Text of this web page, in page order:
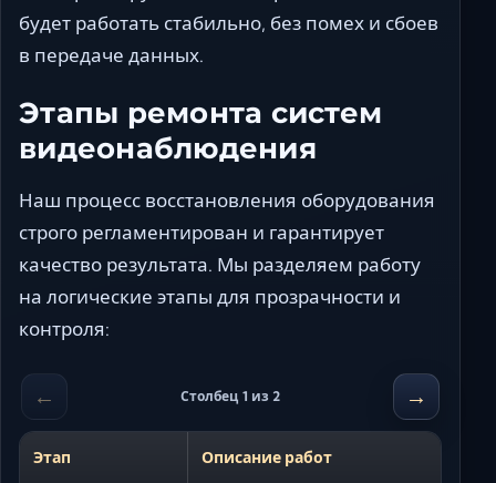
будет работать стабильно, без помех и сбоев
в передаче данных.
Этапы ремонта систем
видеонаблюдения
Наш процесс восстановления оборудования
строго регламентирован и гарантирует
качество результата. Мы разделяем работу
на логические этапы для прозрачности и
контроля:
← Столбец 1 из 2 →
Этап Описание работ